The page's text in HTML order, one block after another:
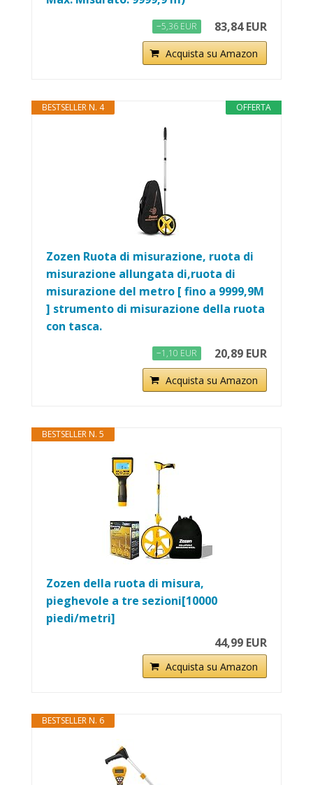
−5,36 EUR 83,84 EUR
Acquista su Amazon
OFFERTA
BESTSELLER N. 4
Zozen Ruota di misurazione, ruota di
misurazione allungata di,ruota di
misurazione del metro [ fino a 9999,9M
] strumento di misurazione della ruota
con tasca.
−1,10 EUR 20,89 EUR
Acquista su Amazon
BESTSELLER N. 5
Zozen della ruota di misura,
pieghevole a tre sezioni[10000
piedi/metri]
44,99 EUR
Acquista su Amazon
BESTSELLER N. 6